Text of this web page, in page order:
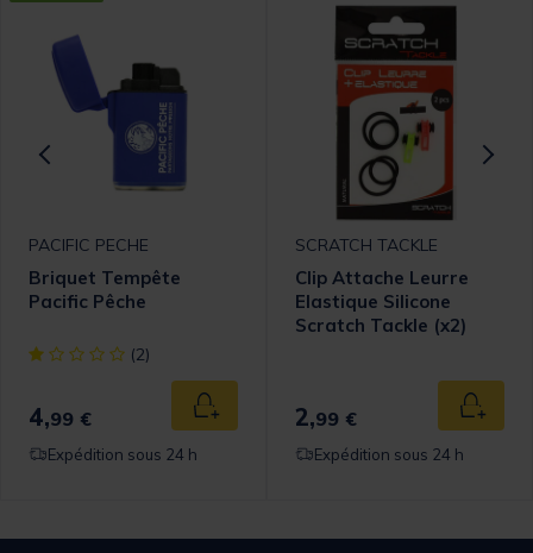
panier
PACIFIC PECHE
Briquet Tempête
Pacific Pêche
[object Object] out of 5 Customer Rating
(2)
4,99 € Ajouter au panier
Expédition sous 24 h
SCRATCH TACKLE
Clip Attache Leurre
Elastique Silicone
Scratch Tackle (x2)
2,99 €
Expédition sous 24 h